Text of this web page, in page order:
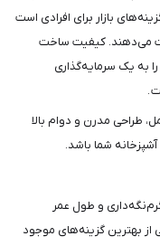
بازار برای افرادی است
می‌دهند. کیفیت ساخت
تا ۱۴ سال) این مدل را به یک سرمایه‌گذاری
.
طراحی مدرن و دوام بالا
شما باشد.
و طول عمر
از بهترین گزینه‌های موجود